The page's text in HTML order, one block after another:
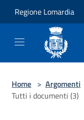
Regione Lomardia
Home > Argomenti
Tutti i documenti (3)